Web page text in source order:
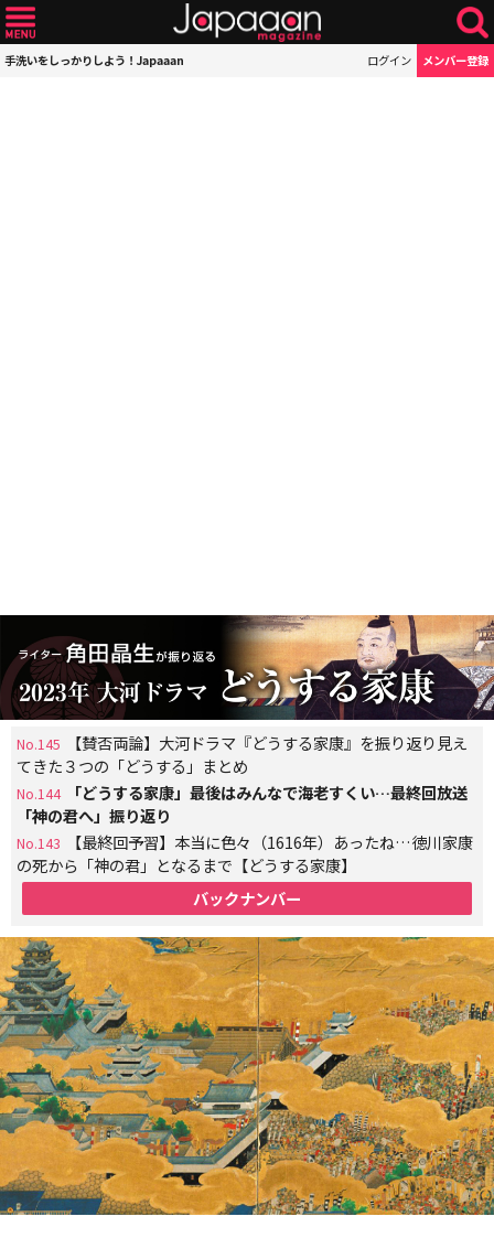
手洗いをしっかりしよう！Japaaan ログイン メンバー登録
No.145
【賛否両論】大河ドラマ『どうする家康』を振り返り見え
てきた３つの「どうする」まとめ
No.144
「どうする家康」最後はみんなで海老すくい…最終回放送
「神の君へ」振り返り
No.143
【最終回予習】本当に色々（1616年）あったね…徳川家康
の死から「神の君」となるまで【どうする家康】
バックナンバー